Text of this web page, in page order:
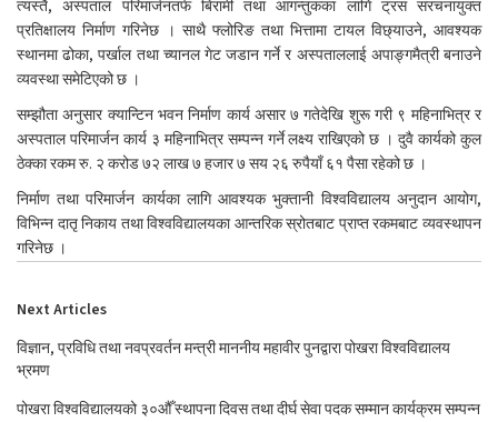
त्यस्तै, अस्पताल परिमार्जनतर्फ बिरामी तथा आगन्तुकका लागि ट्रस संरचनायुक्त
प्रतिक्षालय निर्माण गरिनेछ । साथै फ्लोरिङ तथा भित्तामा टायल विछ्याउने, आवश्यक
स्थानमा ढोका, पर्खाल तथा च्यानल गेट जडान गर्ने र अस्पताललाई अपाङ्गमैत्री बनाउने
व्यवस्था समेटिएको छ ।
सम्झौता अनुसार क्यान्टिन भवन निर्माण कार्य असार ७ गतेदेखि शुरू गरी ९ महिनाभित्र र
अस्पताल परिमार्जन कार्य ३ महिनाभित्र सम्पन्न गर्ने लक्ष्य राखिएको छ । दुवै कार्यको कुल
ठेक्का रकम रु. २ करोड ७२ लाख ७ हजार ७ सय २६ रुपैयाँ ६१ पैसा रहेको छ ।
निर्माण तथा परिमार्जन कार्यका लागि आवश्यक भुक्तानी विश्वविद्यालय अनुदान आयोग,
विभिन्न दातृ निकाय तथा विश्वविद्यालयका आन्तरिक स्रोतबाट प्राप्त रकमबाट व्यवस्थापन
गरिनेछ ।
Next Articles
विज्ञान, प्रविधि तथा नवप्रवर्तन मन्त्री माननीय महावीर पुनद्वारा पोखरा विश्वविद्यालय
भ्रमण
पोखरा विश्वविद्यालयको ३०औँ स्थापना दिवस तथा दीर्घ सेवा पदक सम्मान कार्यक्रम सम्पन्न